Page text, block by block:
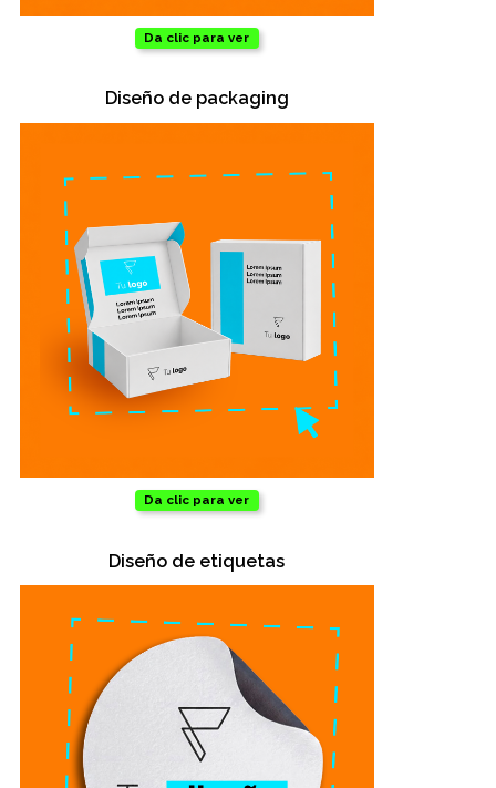
Da clic para ver
Diseño de packaging
Da clic para ver
Diseño de etiquetas